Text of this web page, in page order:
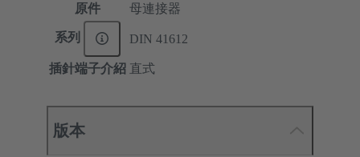
原件
母連接器
系列 DIN 41612
插針端子介紹 直式
版本